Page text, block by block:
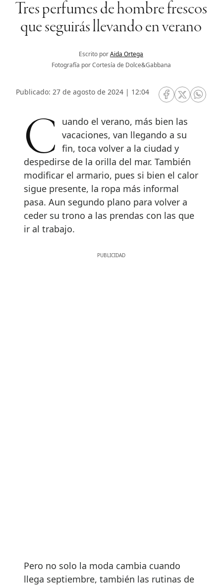
Tres perfumes de hombre frescos
que seguirás llevando en verano
Escrito porAida Ortega
Fotografía por Cortesía de Dolce&Gabbana
Publicado: 27 de agosto de 2024 | 12:04
RRSS Facebook
RRSSRRSS
Cuando el verano, más bien las
vacaciones, van llegando a su
fin, toca volver a la ciudad y
despedirse de la orilla del mar. También
modificar el armario, pues si bien el calor
sigue presente, la ropa más informal
pasa. Aun segundo plano para volver a
ceder su trono a las prendas con las que
ir al trabajo.
Pero no solo la moda cambia cuando
llega septiembre, también las rutinas de